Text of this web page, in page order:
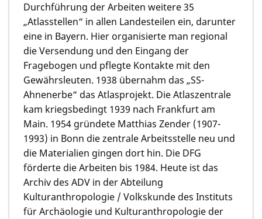
Durchführung der Arbeiten weitere 35
„Atlasstellen“ in allen Landesteilen ein, darunter
eine in Bayern. Hier organisierte man regional
die Versendung und den Eingang der
Fragebogen und pflegte Kontakte mit den
Gewährsleuten. 1938 übernahm das „SS-
Ahnenerbe“ das Atlasprojekt. Die Atlaszentrale
kam kriegsbedingt 1939 nach Frankfurt am
Main. 1954 gründete Matthias Zender (1907-
1993) in Bonn die zentrale Arbeitsstelle neu und
die Materialien gingen dort hin. Die DFG
förderte die Arbeiten bis 1984. Heute ist das
Archiv des ADV in der Abteilung
Kulturanthropologie / Volkskunde des Instituts
für Archäologie und Kulturanthropologie der